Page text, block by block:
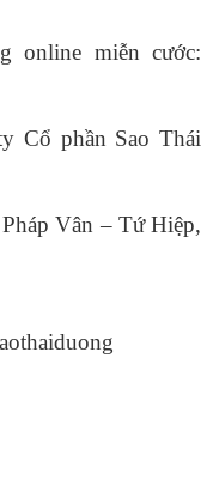
online miễn cước:
Cổ phần Sao Thái
Vân – Tứ Hiệp,